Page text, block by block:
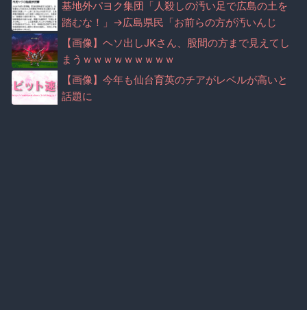
基地外パヨク集団「人殺しの汚い足で広島の土を
踏むな！」→広島県民「お前らの方が汚いんじ
ゃ！」（※動画あり）
【画像】ヘソ出しJKさん、股間の方まで見えてし
まうｗｗｗｗｗｗｗｗｗ
【画像】今年も仙台育英のチアがレベルが高いと
話題に